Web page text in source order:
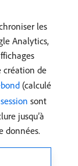
les
Analytics,
création de
(calculé
sont
jusqu’à
données.